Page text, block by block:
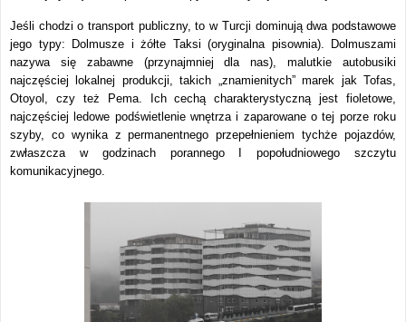
Jeśli chodzi o transport publiczny, to w Turcji dominują dwa podstawowe
jego typy: Dolmusze i żółte Taksi (oryginalna pisownia). Dolmuszami
nazywa się zabawne (przynajmniej dla nas), malutkie autobusiki
najczęściej lokalnej produkcji, takich „znamienitych” marek jak Tofas,
Otoyol, czy też Pema. Ich cechą charakterystyczną jest fioletowe,
najczęściej ledowe podświetlenie wnętrza i zaparowane o tej porze roku
szyby, co wynika z permanentnego przepełnieniem tychże pojazdów,
zwłaszcza w godzinach porannego I popołudniowego szczytu
komunikacyjnego.